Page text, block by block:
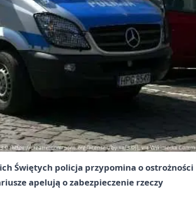
Świętych policja przypomina o ostrożności
apelują o zabezpieczenie rzeczy